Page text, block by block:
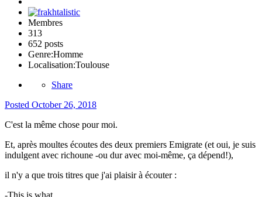
Membres
313
652 posts
Genre:Homme
Localisation:Toulouse
Share
Posted October 26, 2018
C'est la même chose pour moi.
Et, après moultes écoutes des deux premiers Emigrate (et oui, je suis
indulgent avec richoune -ou dur avec moi-même, ça dépend!),
il n'y a que trois titres que j'ai plaisir à écouter :
-This is what